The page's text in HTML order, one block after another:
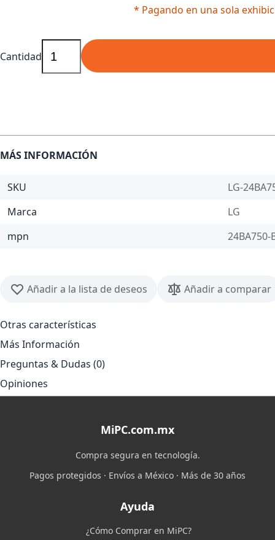
* Pagando en una sola
Cantidad
MÁS INFORMACIÓN
SKU
LG-
Marca
LG
mpn
24BA750-
Añadir a la lista de deseos Añadir a comparar
Otras características
Más Información
Preguntas & Dudas (0)
Opiniones
MiPC.com.mx
Compra segura en tecnología.
Pagos protegidos · Envíos a México · Más de 30 años
Ayuda
¿Cómo Comprar en MiPC?